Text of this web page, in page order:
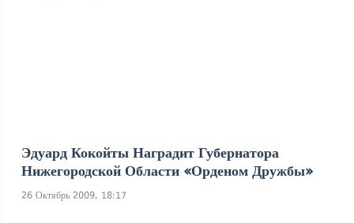
Эдуард Кокойты Наградит Губернатора
Нижегородской Области «орденом Дружбы»
26 Октябрь 2009, 18:17